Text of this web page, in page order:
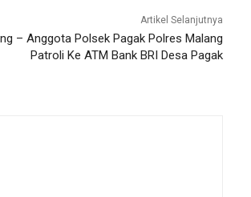
Artikel Selanjutnya
– Anggota Polsek Pagak Polres Malang
Patroli Ke ATM Bank BRI Desa Pagak